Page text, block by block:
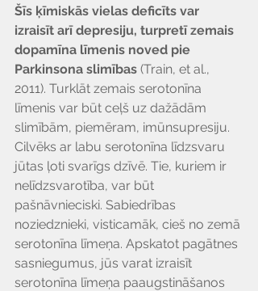
Šīs ķīmiskās vielas deficīts var
izraisīt arī depresiju, turpretī zemais
dopamīna līmenis noved pie
Parkinsona slimības (Train, et al.,
2011). Turklāt zemais serotonīna
līmenis var būt ceļš uz dažādām
slimībām, piemēram, imūnsupresiju.
Cilvēks ar labu serotonīna līdzsvaru
jūtas ļoti svarīgs dzīvē. Tie, kuriem ir
nelīdzsvarotība, var būt
pašnāvnieciski. Sabiedrības
noziedznieki, visticamāk, cieš no zemā
serotonīna līmeņa. Apskatot pagātnes
sasniegumus, jūs varat izraisīt
serotonīna līmeņa paaugstināšanos